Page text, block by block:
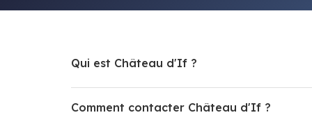
Qui est Château d'If ?
Comment contacter Château d'If ?